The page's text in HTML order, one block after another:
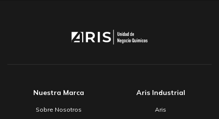
Nuestra Marca
Sobre Nosotros
Aris Industrial
Aris